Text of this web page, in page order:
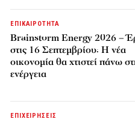
ΕΠΙΚΑΙΡΟΤΗΤΑ
Brainstorm Energy 2026 –
στις 16 Σεπτεμβρίου: Η νέα
οικονομία θα χτιστεί πάνω
ενέργεια
ΕΠΙΧΕΙΡΗΣΕΙΣ